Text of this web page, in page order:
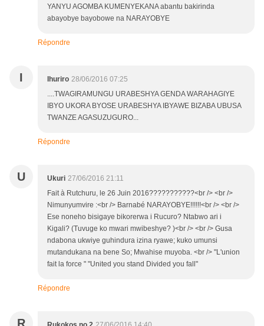
YANYU AGOMBA KUMENYEKANA abantu bakirinda
abayobye bayobowe na NARAYOBYE
Répondre
I Ihuriro 28/06/2016 07:25
....TWAGIRAMUNGU URABESHYA GENDA WARAHAGIYE
IBYO UKORA BYOSE URABESHYA IBYAWE BIZABA UBUSA
TWANZE AGASUZUGURO...
Répondre
U Ukuri 27/06/2016 21:11
Fait à Rutchuru, le 26 Juin 2016???????????<br /> <br />
Nimunyumvire :<br /> Barnabé NARAYOBYE!!!!!!<br /> <br />
Ese noneho bisigaye bikorerwa i Rucuro? Ntabwo ari i
Kigali? (Tuvuge ko mwari mwibeshye? )<br /> <br /> Gusa
ndabona ukwiye guhindura izina ryawe; kuko umunsi
mutandukana na bene So; Mwahise muyoba. <br /> "L'union
fait la force " "United you stand Divided you fall"
Répondre
R